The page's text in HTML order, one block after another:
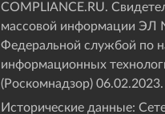
COMPLIANCE.RU.
массовой информации
Федеральной службой по
информационных
(Роскомнадзор) 06.02.2023.
Исторические данные: